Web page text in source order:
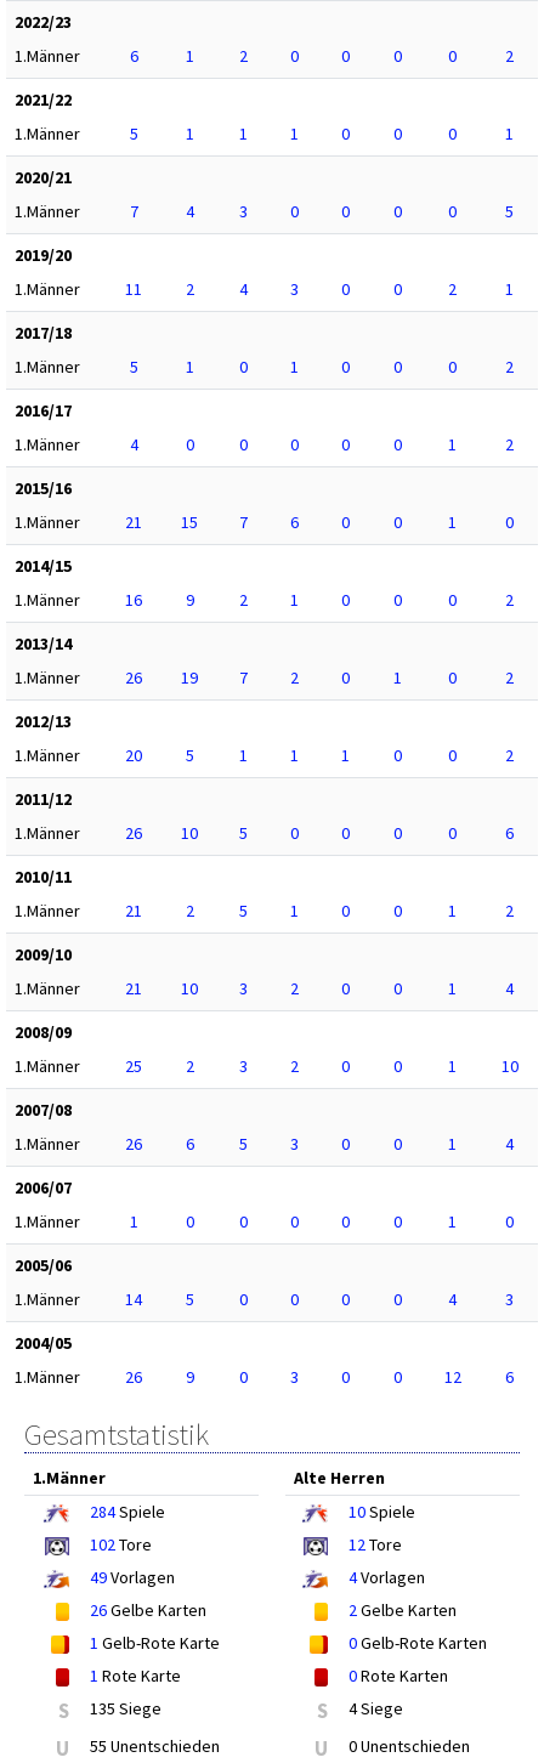
2022/23
1.Männer
6 1 2 0 0 0 0
2
2021/22
1.Männer
5 1 1 1 0 0 0
1
2020/21
1.Männer
7 4 3 0 0 0 0
5
2019/20
1.Männer
11 2 4 3 0 0 2
1
2017/18
1.Männer
5 1 0 1 0 0 0
2
2016/17
1.Männer
4 0 0 0 0 0 1
2
2015/16
1.Männer
21 15 7 6 0 0 1
0
2014/15
1.Männer
16 9 2 1 0 0 0
2
2013/14
1.Männer
26 19 7 2 0 1 0
2
2012/13
1.Männer
20 5 1 1 1 0 0
2
2011/12
1.Männer
26 10 5 0 0 0 0
6
2010/11
1.Männer
21 2 5 1 0 0 1
2
2009/10
1.Männer
21 10 3 2 0 0 1
4
2008/09
1.Männer
25 2 3 2 0 0 1
10
2007/08
1.Männer
26 6 5 3 0 0 1
4
2006/07
1.Männer
1 0 0 0 0 0 1
0
2005/06
1.Männer
14 5 0 0 0 0 4
3
2004/05
1.Männer
26 9 0 3 0 0 12 6
Gesamtstatistik
1.Männer
284Spiele
102Tore
49Vorlagen
26Gelbe Karten
1 Gelb-Rote Karte
1 Rote Karte
S 135 Siege
U 55 Unentschieden
Alte Herren
10Spiele
12Tore
4Vorlagen
2Gelbe Karten
0Gelb-Rote Karten
0Rote Karten
S 4 Siege
U 0 Unentschieden